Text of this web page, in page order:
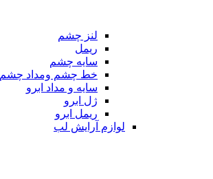
لنز چشم
ریمل
سایه چشم
خط چشم ومداد چشم
سایه و مداد ابرو
ژل ابرو
ریمل ابرو
لوازم آرایش لب